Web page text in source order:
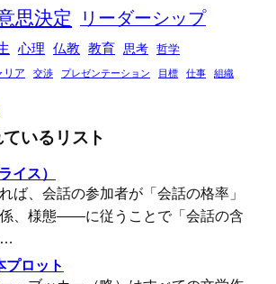
思決定
リーダーシップ
心理 仏教 教育 思考
哲学
リア 交渉 プレゼンテーション 目標 仕事 組織
いるリスト
イス）
ば、会話の参加者が「会話の格率」
、様態――に従うことで「会話の含
…
プロット